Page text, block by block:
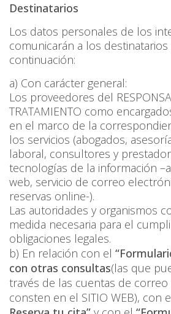
Destinatarios
Los datos personales de los
comunicarán a los
continuación:
a) Con carácter general:
Los proveedores del
TRATAMIENTO como
en el marco de la
los servicios (abogados,
laboral, consultores y
tecnologías de la información
web, servicio de correo
reservas online-).
Las autoridades y organismos
medida necesaria para el
obligaciones legales.
b) En relación con el
con otras consultas(las que
través de las cuentas de
consten en el SITIO WEB), con